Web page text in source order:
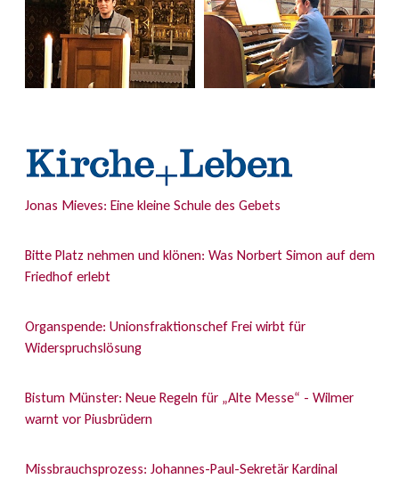
Jonas Mieves: Eine kleine Schule des Gebets
Bitte Platz nehmen und klönen: Was Norbert Simon auf dem
Friedhof erlebt
Organspende: Unionsfraktionschef Frei wirbt für
Widerspruchslösung
Bistum Münster: Neue Regeln für „Alte Messe“ - Wilmer
warnt vor Piusbrüdern
Missbrauchsprozess: Johannes-Paul-Sekretär Kardinal